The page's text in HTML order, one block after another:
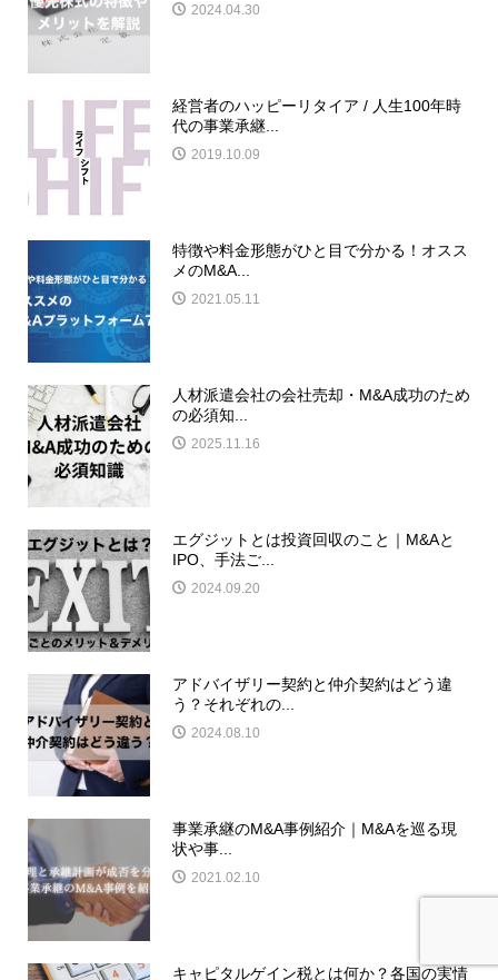
2024.04.30
経営者のハッピーリタイア / 人生100年時
代の事業承継...
2019.10.09
特徴や料金形態がひと目で分かる！オスス
メのM&A...
2021.05.11
人材派遣会社の会社売却・M&A成功のため
の必須知...
2025.11.16
エグジットとは投資回収のこと｜M&Aと
IPO、手法ご...
2024.09.20
アドバイザリー契約と仲介契約はどう違
う？それぞれの...
2024.08.10
事業承継のM&A事例紹介｜M&Aを巡る現
状や事...
2021.02.10
キャピタルゲイン税とは何か？各国の実情